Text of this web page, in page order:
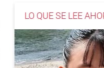
LO QUE SE LEE